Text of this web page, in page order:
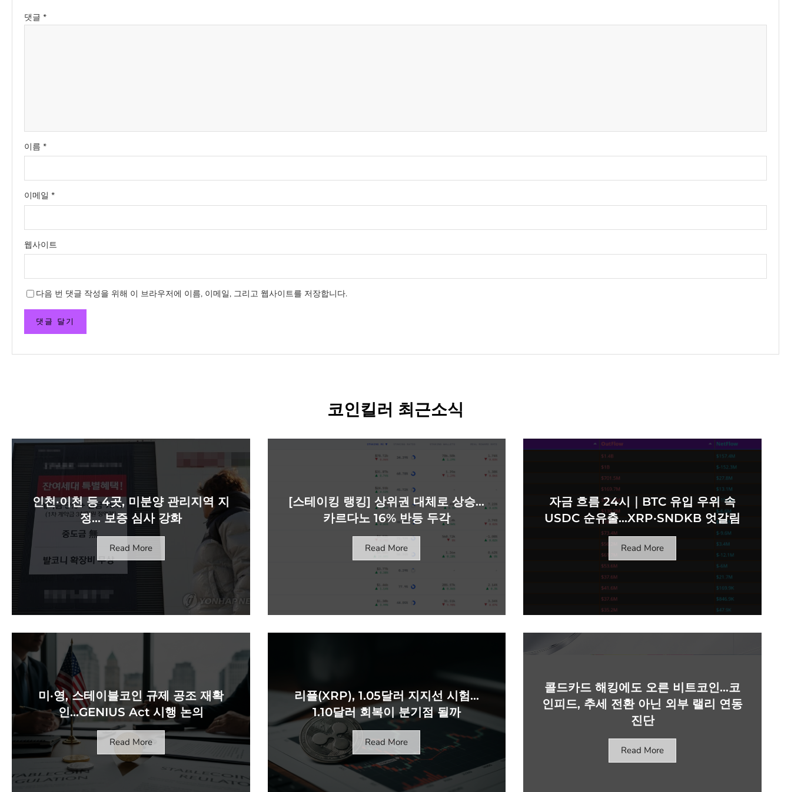
댓글 *
이름 *
이메일 *
웹사이트
다음 번 댓글 작성을 위해 이 브라우저에 이름, 이메일, 그리고 웹사이트를 저장합니다.
코인킬러 최근소식
인천·이천 등 4곳, 미분양 관리지역 지
정… 보증 심사 강화
Read More
[스테이킹 랭킹] 상위권 대체로 상승…
카르다노 16% 반등 두각
Read More
자금 흐름 24시｜BTC 유입 우위 속
USDC 순유출…XRP·SNDKB 엇갈림
Read More
미·영, 스테이블코인 규제 공조 재확
인…GENIUS Act 시행 논의
Read More
리플(XRP), 1.05달러 지지선 시험…
1.10달러 회복이 분기점 될까
Read More
콜드카드 해킹에도 오른 비트코인…코
인피드, 추세 전환 아닌 외부 랠리 연동
진단
Read More